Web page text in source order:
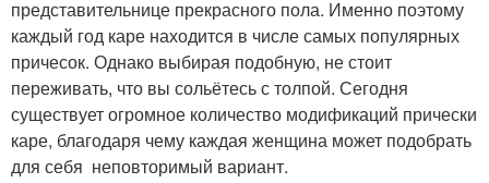
представительнице прекрасного пола. Именно поэтому
каждый год каре находится в числе самых популярных
причесок. Однако выбирая подобную, не стоит
переживать, что вы сольётесь с толпой. Сегодня
существует огромное количество модификаций прически
каре, благодаря чему каждая женщина может подобрать
для себя неповторимый вариант.